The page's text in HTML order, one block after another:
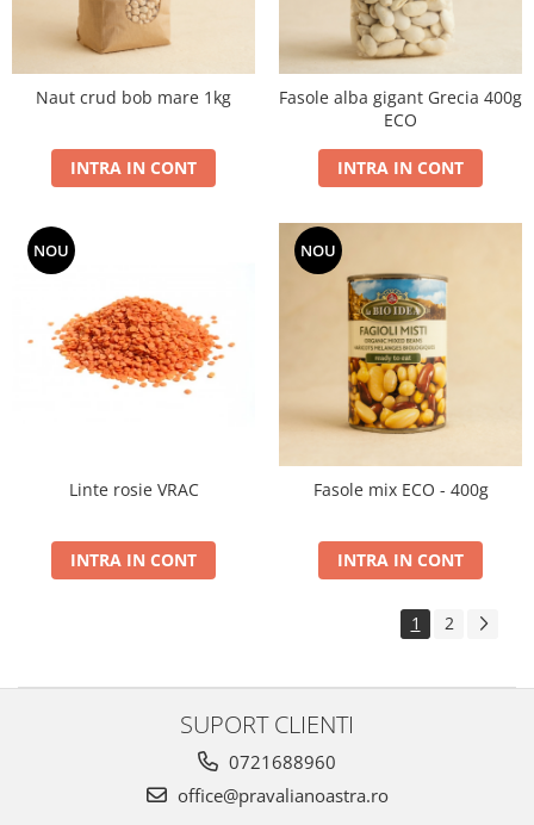
Naut crud bob mare 1kg
INTRA IN CONT
Fasole alba gigant Grecia 400g
ECO
INTRA IN CONT
NOU
Linte rosie VRAC
INTRA IN CONT
NOU
Fasole mix ECO - 400g
INTRA IN CONT
1 2
SUPORT CLIENTI
0721688960
office@pravalianoastra.ro